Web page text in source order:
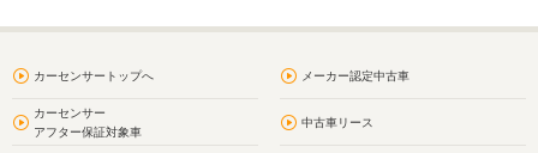
カーセンサートップへ メーカー認定中古車
カーセンサー
アフター保証対象車
中古車リース